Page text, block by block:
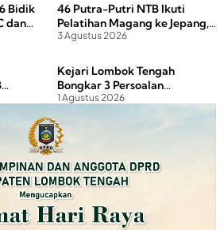
Bidik
dan
46 Putra-Putri NTB Ikuti
Pelatihan Magang ke Jepang,
Gubernur Tekankan Disiplin
3 Agustus 2026
Kejari Lombok Tengah
Bongkar 3 Persoalan
Pertanahan yang Diduga
Hambat PAD Kawasan Wisata
1 Agustus 2026